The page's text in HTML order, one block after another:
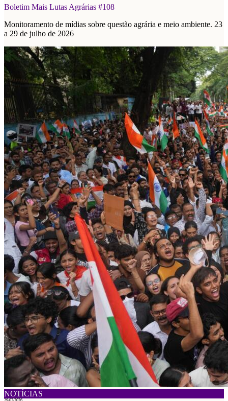
Boletim Mais Lutas Agrárias #108
Monitoramento de mídias sobre questão agrária e meio ambiente. 23
a 29 de julho de 2026
NOTÍCIAS